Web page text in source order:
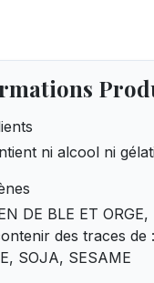
ni alcool ni
DE BLE ET
des traces de
SOJA, SESAME